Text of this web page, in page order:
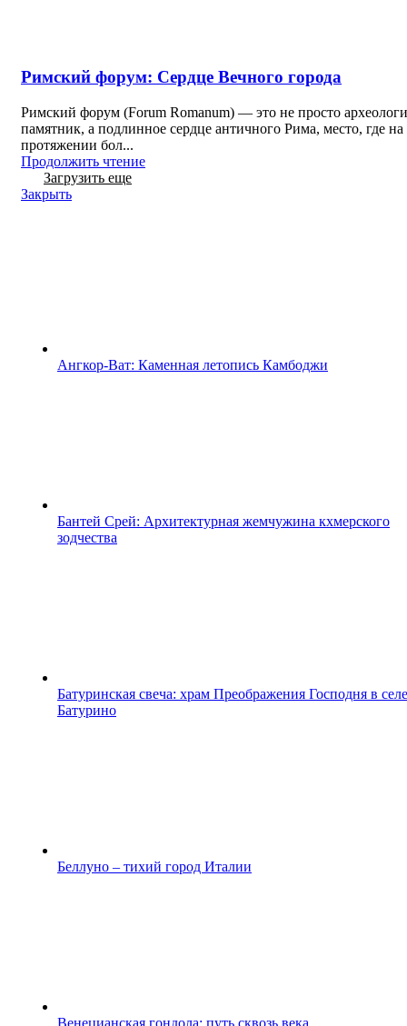
Римский форум: Сердце Вечного города
Римский форум (Forum Romanum) — это не просто
памятник, а подлинное сердце античного Рима, место, где на
протяжении бол...
Продолжить чтение
Загрузить еще
Закрыть
Ангкор-Ват: Каменная летопись Камбоджи
Бантей Срей: Архитектурная жемчужина кхмерского
зодчества
Батуринская свеча: храм Преображения Господня в селе
Батурино
Беллуно – тихий город Италии